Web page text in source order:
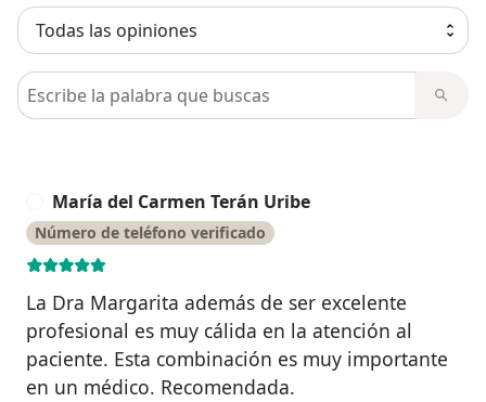
Busca en opiniones
María del Carmen Terán Uribe
Número de teléfono verificado
La Dra Margarita además de ser excelente
profesional es muy cálida en la atención al
paciente. Esta combinación es muy importante
en un médico. Recomendada.